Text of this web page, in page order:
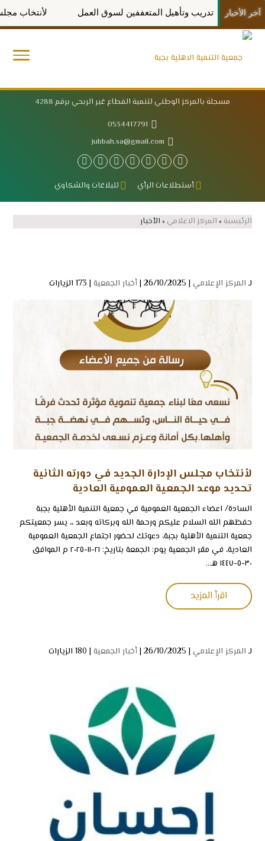
آخر الأخبار
وتأهيل المتعففين لسوق العمل لأنتخاب مجلس الإدارة
مسجلة بالمركز الوطني لتنمية القطاع غير الربحي برقم 4288
0534417791
jubbah.sa@gmail.com
أستطلاعات الرأي للبلاغات والشكاوي
الرئيسية » المركز الاعلامي » الأخبار
لـالمركز الإعلامي | 26/10/2025 | أخبار الجمعية | 173 الزيارات
لأنتخاب مجلس الإدارة الجديد في دورته الثانية
تحديد موعد الجمعية العمومية العادية
السادة/ اعضاء الجمعية العمومية في جمعية التنمية الأهلية بجبة
حفظهم الله السلام عليكم ورحمة الله وبركاته وبعد ،، يسر جمعيتكم
جمعية التنمية الأهلية بجبة، دعوتك لحضور اجتماع الجمعية العمومية
العادية، في مقر الجمعية يوم: الجمعة بتاريخ: ٢١-١١-٢٠٢٥ م الموافق
٣٠-٥-١٤٤٧ هـ...
اقرأ المزيد
لـالمركز الإعلامي | 26/10/2025 | أخبار الجمعية | 180 الزيارات